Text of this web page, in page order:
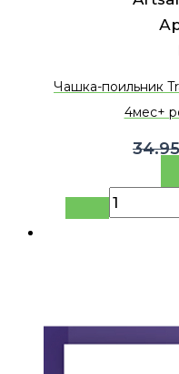
Чашка-поильник
4мес+